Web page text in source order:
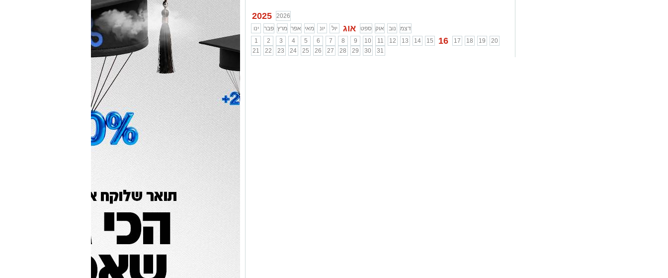
2025
2026
ינו
פבר מרץ אפר מאי יונ יול אוג ספט אוק נוב
דצמ
1
2 3 4 5 6 7 8 9 10 11 12 13 14 15 16 17 18 19
20
21
22 23 24 25 26 27 28 29 30 31